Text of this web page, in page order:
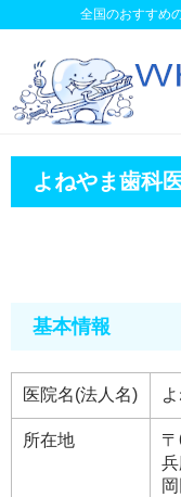
全国のおすすめ
よねやま歯科
基本情報
医院名(法人名)
所在地